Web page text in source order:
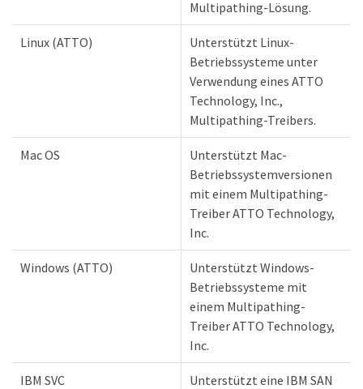
Multipathing-Lösung.
Linux (ATTO)
Unterstützt Linux-
Betriebssysteme unter
Verwendung eines ATTO
Technology, Inc.,
Multipathing-Treibers.
Mac OS
Unterstützt Mac-
Betriebssystemversionen
mit einem Multipathing-
Treiber ATTO Technology,
Inc.
Windows (ATTO)
Unterstützt Windows-
Betriebssysteme mit
einem Multipathing-
Treiber ATTO Technology,
Inc.
IBM SVC
Unterstützt eine IBM SAN